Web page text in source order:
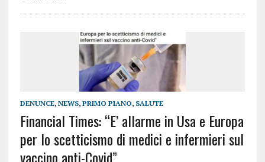
DENUNCE, NEWS, PRIMO PIANO, SALUTE
Financial Times: “E’ allarme in Usa e Europa
per lo scetticismo di medici e infermieri sul
vaccino anti-Covid”